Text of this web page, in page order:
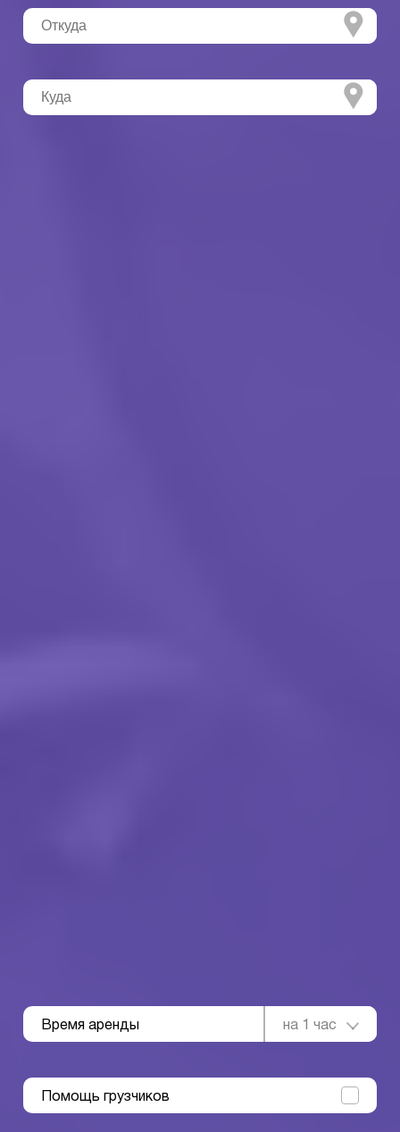
Время аренды на 1 час
Помощь грузчиков